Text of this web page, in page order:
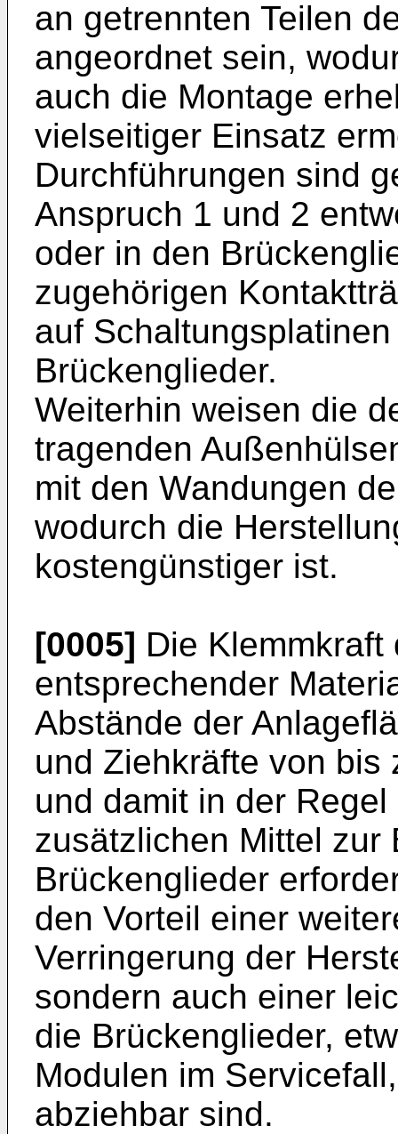
an getrennten Teilen
angeordnet sein,
auch die Montage
vielseitiger Einsatz
Durchführungen sind
Anspruch 1 und 2
oder in den
zugehörigen
auf
Brückenglieder.
Weiterhin weisen die
tragenden
mit den Wandungen
wodurch die
kostengünstiger ist.
[0005] Die
entsprechender
Abstände der
und Ziehkräfte von bis
und damit in der
zusätzlichen Mittel zur
Brückenglieder
den Vorteil einer
Verringerung der
sondern auch einer
die Brückenglieder,
Modulen im
abziehbar sind.